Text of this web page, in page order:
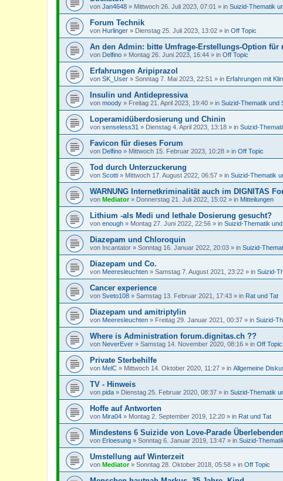
von Jan4648 » Mittwoch 26. Juli 2023, 07:01 » in Suizid-Thematik
Forum Technik
von Hurlinger » Dienstag 25. Juli 2023, 13:02 » in Off Topic
An den Admin: bitte Umfrage-Erstellungs-Option für
von Delfino » Montag 26. Juni 2023, 16:44 » in Off Topic
Erfahrungen Aripiprazol
von SK_User » Sonntag 7. Mai 2023, 22:51 » in Erfahrungen mit
Insulin und Antidepressiva
von moody » Freitag 21. April 2023, 19:40 » in Suizid-Thematik und
Loperamidüberdosierung und Chinin
von senseless31 » Dienstag 4. April 2023, 13:18 » in Suizid-
Favicon für dieses Forum
von Delfino » Mittwoch 15. Februar 2023, 10:28 » in Off Topic
Tod durch Unterzuckerung
von Scotti » Mittwoch 17. August 2022, 06:57 » in Suizid-Thematik
WARNUNG Internetkriminalität auch im DIGNITAS
von Mediator» Donnerstag 21. Juli 2022, 15:02 » in Mitteilungen
Lithium -als Medi und lethale Dosierung gesucht?
von enough » Montag 27. Juni 2022, 22:56 » in Suizid-Thematik
Diazepam und Chloroquin
von Incantator » Sonntag 16. Januar 2022, 20:03 » in Suizid-
Diazepam und Co.
von Meeresleuchten » Samstag 7. August 2021, 23:22 » in Suizid-
Cancer experience
von Sveto108 » Samstag 13. Februar 2021, 17:43 » in Rat und Tat
Diazepam und amitriptylin
von Meeresleuchten » Freitag 29. Januar 2021, 00:37 » in Suizid-
Where is Administration forum.dignitas.ch ??
von NeverEver » Samstag 14. November 2020, 08:16 » in Off Topic
Private Sterbehilfe
von MelC » Mittwoch 14. Oktober 2020, 11:27 » in Allgemeine
TV - Hinweis
von pida » Dienstag 25. Februar 2020, 08:37 » in Suizid-Thematik
Hoffe auf Antworten
von Mira04 » Montag 2. September 2019, 12:20 » in Rat und Tat
Mindestens 6 Suizide von Love-Parade
von Erloesung » Sonntag 6. Januar 2019, 13:47 » in Suizid-
Umstellung auf Winterzeit
von Mediator» Sonntag 28. Oktober 2018, 05:58 » in Off Topic